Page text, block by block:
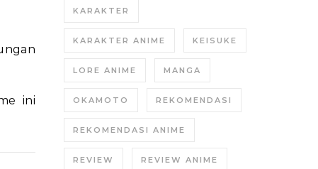
ini
KARAKTER
KARAKTER ANIME KEISUKE
LORE ANIME MANGA
OKAMOTO REKOMENDASI
REKOMENDASI ANIME
REVIEW REVIEW ANIME